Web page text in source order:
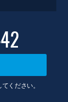
ください。